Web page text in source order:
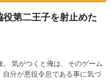
第二王子を射止めた
気がつくと俺は、そのゲーム
分が悪役令息である事に気づ